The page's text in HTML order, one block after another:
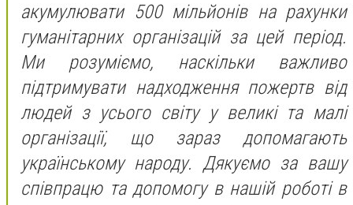
акумулювати 500 мільйонів на рахунки
гуманітарних організацій за цей період.
Ми розуміємо, наскільки важливо
підтримувати надходження пожертв від
людей з усього світу у великі та малі
організації, що зараз допомагають
українському народу. Дякуємо за вашу
співпрацю та допомогу в нашій роботі в